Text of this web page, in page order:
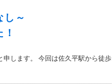
し～
申します。 今回は佐久平駅から徒歩